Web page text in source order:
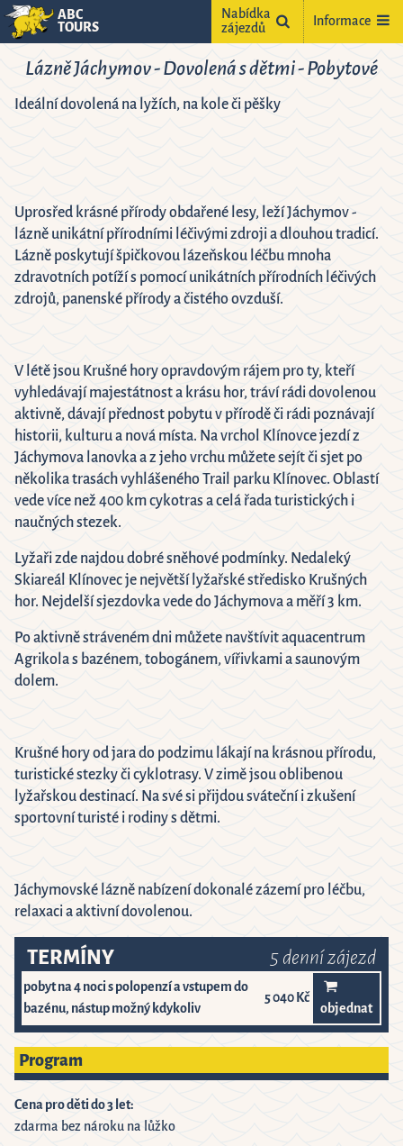
ABC
TOURS Informace
Nabídka
zájezdů
ne
2
9
30
6
Close
Lázně Jáchymov - Dovolená s dětmi - Pobytové
Ideální dovolená na lyžích, na kole či pěšky
Uprosřed krásné přírody obdařené lesy, leží Jáchymov -
lázně unikátní přírodními léčivými zdroji a dlouhou tradicí.
Lázně poskytují špičkovou lázeňskou léčbu mnoha
zdravotních potíží s pomocí unikátních přírodních léčivých
zdrojů, panenské přírody a čistého ovzduší.
V létě jsou Krušné hory opravdovým rájem pro ty, kteří
vyhledávají majestátnost a krásu hor, tráví rádi dovolenou
aktivně, dávají přednost pobytu v přírodě či rádi poznávají
historii, kulturu a nová místa. Na vrchol Klínovce jezdí z
Jáchymova lanovka a z jeho vrchu můžete sejít či sjet po
několika trasách vyhlášeného Trail parku Klínovec. Oblastí
vede více než 400 km cykotras a celá řada turistických i
naučných stezek.
Lyžaři zde najdou dobré sněhové podmínky. Nedaleký
Skiareál Klínovec je největší lyžařské středisko Krušných
hor. Nejdelší sjezdovka vede do Jáchymova a měří 3 km.
Po aktivně stráveném dni můžete navštívit aquacentrum
Agrikola s bazénem, tobogánem, vířivkami a saunovým
dolem.
Krušné hory od jara do podzimu lákají na krásnou přírodu,
turistické stezky či cyklotrasy. V zimě jsou oblibenou
lyžařskou destinací. Na své si přijdou sváteční i zkušení
sportovní turisté i rodiny s dětmi.
Jáchymovské lázně nabízení dokonalé zázemí pro léčbu,
relaxaci a aktivní dovolenou.
TERMÍNY 5 denní zájezd
pobyt na 4 noci s polopenzí a vstupem do
bazénu, nástup možný kdykoliv
5 040 Kč
objednat
Program
Cena pro děti do 3 let:
zdarma bez nároku na lůžko